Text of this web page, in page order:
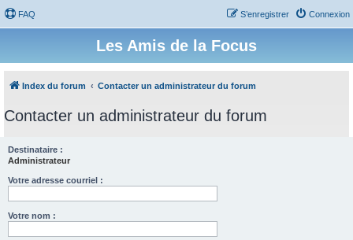
FAQ Connexion
S’enregistrer
Les Amis de la Focus
Index du forum Contacter un administrateur du forum
Contacter un administrateur du forum
Destinataire :
Administrateur
Votre adresse courriel :
Votre nom :